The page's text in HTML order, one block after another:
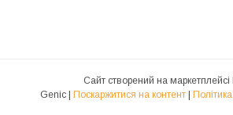
Сайт створений на маркетплейсі
Genic | Поскаржитися на контент |